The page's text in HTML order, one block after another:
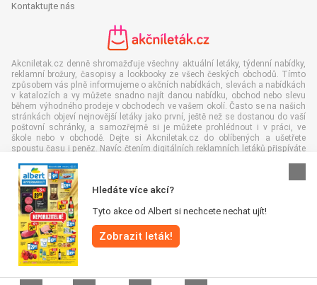
Hledáte více akcí?
Tyto akce od Albert si nechcete nechat ujít!
Zobrazit leták!
Kontaktujte nás
Akcniletak.cz denně shromažďuje všechny aktuální letáky, týdenní nabídky,
reklamní brožury, časopisy a lookbooky ze všech českých obchodů. Tímto
způsobem vás plně informujeme o akčních nabídkách, slevách a nabídkách
v katalozích a vy můžete snadno najít danou nabídku, obchod nebo slevu
během výhodného prodeje v obchodech ve vašem okolí. Často se na našich
stránkách objeví nejnovější letáky jako první, ještě než se dostanou do vaší
poštovní schránky, a samozřejmě si je můžete prohlédnout i v práci, ve
škole nebo v obchodě. Dejte si Akcniletak.cz do oblíbených a ušetřete
spoustu času i peněz. Navíc čtením digitálních reklamních letáků přispíváte
prostředí.
Všechna práva vyhrazena © Akcniletak.cz 2026 |
Podmínky a pravidla